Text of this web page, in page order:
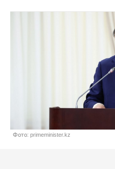
Фото: primeminister.kz